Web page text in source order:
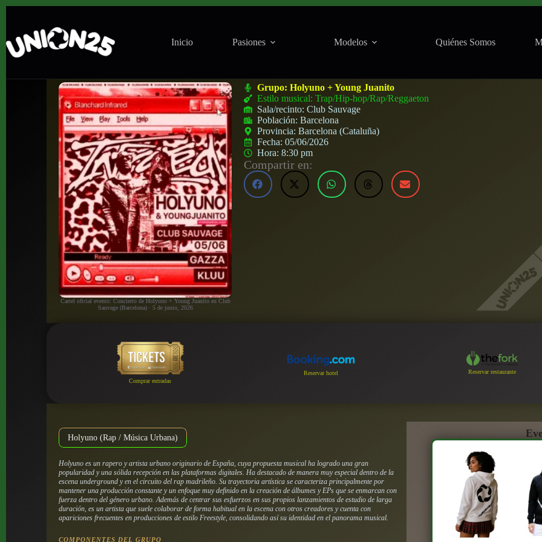
Inicio Pasiones Modelos Quiénes Somos
Cartel oficial evento: Concierto de Holyuno + Young Juanito en Club
Sauvage (Barcelona) · 5 de junio, 2026
Grupo:Holyuno + Young Juanito
Estilo musical: Trap/Hip-hop/Rap/Reggaeton
Sala/recinto:Club Sauvage
Población:Barcelona
Provincia:Barcelona (Cataluña)
Fecha:05/06/2026
Hora:8:30 pm
Compartir en:
Comprar entradas
Reservar hotel Reservar restaurante
Holyuno (Rap / Música Urbana)
Holyuno es un rapero y artista urbano originario de España, cuya propuesta musical ha logrado una gran
popularidad y una sólida recepción en las plataformas digitales. Ha destacado de manera muy especial dentro de la
escena underground y en el circuito del rap madrileño. Su trayectoria artística se caracteriza principalmente por
mantener una producción constante y un enfoque muy definido en la creación de álbumes y EPs que se enmarcan con
fuerza dentro del género urbano. Además de centrar sus esfuerzos en sus propios lanzamientos de estudio de larga
duración, es un artista que suele colaborar de forma habitual en la escena con otros creadores y cuenta con
apariciones frecuentes en producciones de estilo Freestyle, consolidando así su identidad en el panorama musical.
COMPONENTES DEL GRUPO